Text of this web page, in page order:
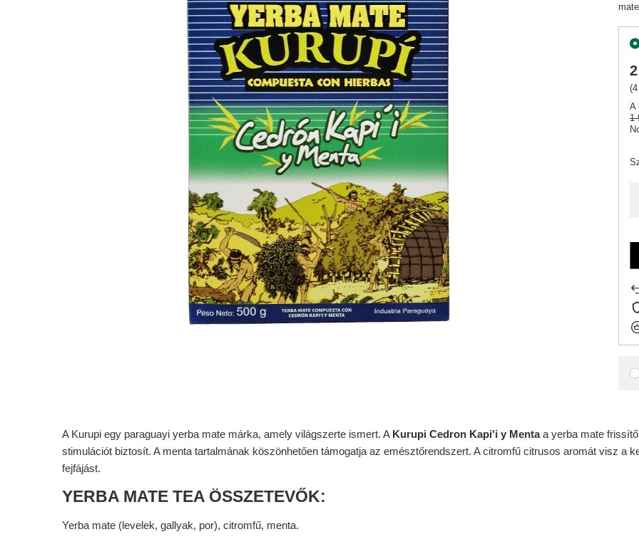
A
1
A Kurupi egy paraguayi yerba mate márka, amely világszerte ismert. A Kurupi Cedron Kapi'i y Mentaa yerba mate
stimulációt biztosít. A menta tartalmának köszönhetően támogatja az emésztőrendszert. A citromfű citrusos aromát visz a
fejfájást.
YERBA MATE TEA ÖSSZETEVŐK:
Yerba mate (levelek, gallyak, por), citromfű, menta.